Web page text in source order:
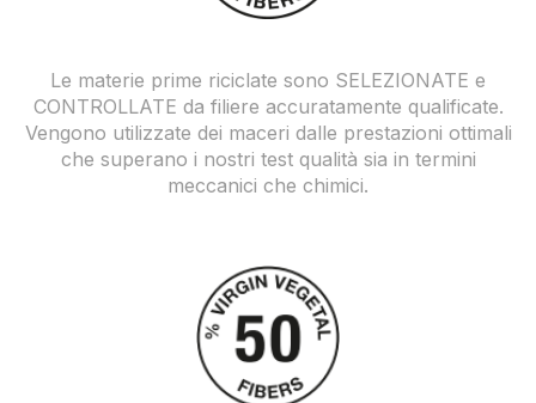
Le materie prime riciclate sono SELEZIONATE e
CONTROLLATE da filiere accuratamente qualificate.
Vengono utilizzate dei maceri dalle prestazioni ottimali
che superano i nostri test qualità sia in termini
meccanici che chimici.